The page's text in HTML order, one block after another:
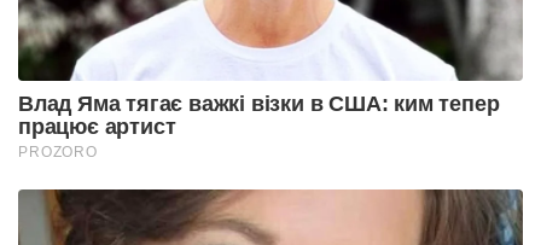
Влад Яма тягає важкі візки в США: ким тепер
працює артист
PROZORO